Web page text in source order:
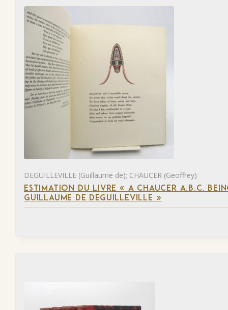
DEGUILLEVILLE (Guillaume de); CHAUCER (Geoffrey)
ESTIMATION DU LIVRE « A CHAUCER A.B.C.
GUILLAUME DE DEGUILLEVILLE »